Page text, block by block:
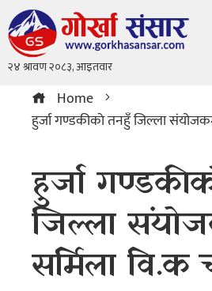
Home
हुर्जा गण्डकीकाे तनहुँ जिल्ला
हुर्जा
जिल्ला
सर्मिला